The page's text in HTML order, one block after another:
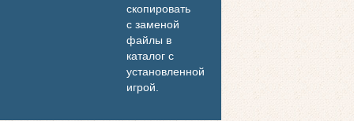
скопировать
с заменой
файлы в
каталог с
установленной
игрой.